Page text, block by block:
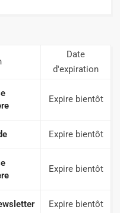
Date
d'expiration
Expire bientôt
Expire bientôt
Expire bientôt
Expire bientôt